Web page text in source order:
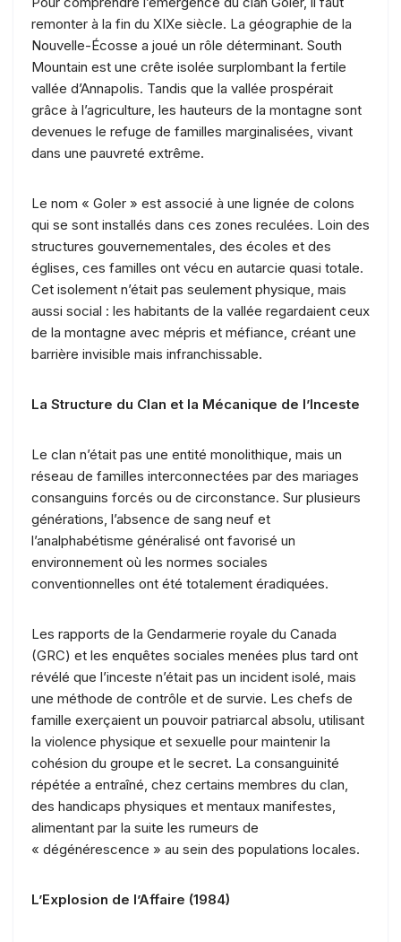
remonter à la fin du XIXe siècle. La géographie de la
Nouvelle-Écosse a joué un rôle déterminant. South
Mountain est une crête isolée surplombant la fertile
vallée d’Annapolis. Tandis que la vallée prospérait
grâce à l’agriculture, les hauteurs de la montagne sont
devenues le refuge de familles marginalisées, vivant
dans une pauvreté extrême.
Le nom « Goler » est associé à une lignée de colons
qui se sont installés dans ces zones reculées. Loin des
structures gouvernementales, des écoles et des
églises, ces familles ont vécu en autarcie quasi totale.
Cet isolement n’était pas seulement physique, mais
aussi social : les habitants de la vallée regardaient ceux
de la montagne avec mépris et méfiance, créant une
barrière invisible mais infranchissable.
La Structure du Clan et la Mécanique de l’Inceste
Le clan n’était pas une entité monolithique, mais un
réseau de familles interconnectées par des mariages
consanguins forcés ou de circonstance. Sur plusieurs
générations, l’absence de sang neuf et
l’analphabétisme généralisé ont favorisé un
environnement où les normes sociales
conventionnelles ont été totalement éradiquées.
Les rapports de la Gendarmerie royale du Canada
(GRC) et les enquêtes sociales menées plus tard ont
révélé que l’inceste n’était pas un incident isolé, mais
une méthode de contrôle et de survie. Les chefs de
famille exerçaient un pouvoir patriarcal absolu, utilisant
la violence physique et sexuelle pour maintenir la
cohésion du groupe et le secret. La consanguinité
répétée a entraîné, chez certains membres du clan,
des handicaps physiques et mentaux manifestes,
alimentant par la suite les rumeurs de
« dégénérescence » au sein des populations locales.
L’Explosion de l’Affaire (1984)